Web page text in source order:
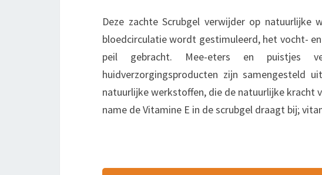
Deze zachte Scrubgel verwijder op natuurlijke
bloedcirculatie wordt gestimuleerd, het vocht-
peil gebracht. Mee-eters en puistjes
huidverzorgingsproducten zijn samengesteld
natuurlijke werkstoffen, die de natuurlijke kracht
name de Vitamine E in de scrubgel draagt bij;